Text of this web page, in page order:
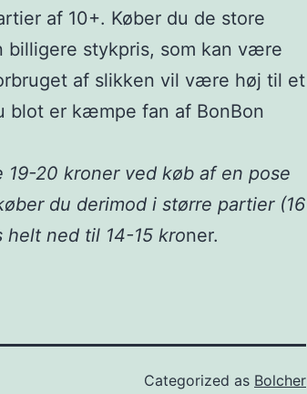
af 10+. Køber du de store
billigere stykpris, som kan være
af slikken vil være høj til et
blot er kæmpe fan af BonBon
20 kroner ved køb af en pose
du derimod i større partier (16
helt ned til 14-15 kroner.
Categorized as Bolcher